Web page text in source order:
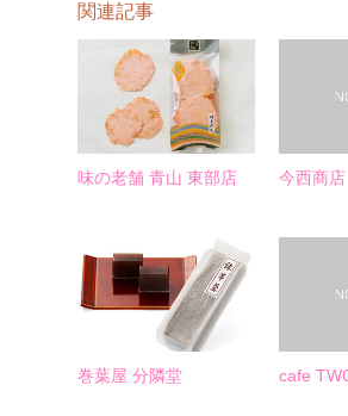
関連記事
味の老舗 青山 東部店 今西商店
巻葉屋 分隣堂 cafe